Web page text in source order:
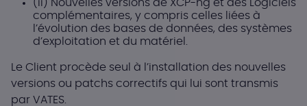
(ii) Nouvelles versions de XCP-ng et des Logiciels
complémentaires, y compris celles liées à
l’évolution des bases de données, des systèmes
d’exploitation et du matériel.
Le Client procède seul à l’installation des nouvelles
versions ou patchs correctifs qui lui sont transmis
par VATES.